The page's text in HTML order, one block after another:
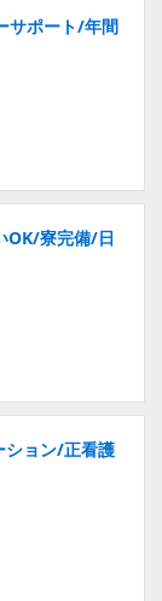
サポート/年間
OK/寮完備/日
ション/正看護